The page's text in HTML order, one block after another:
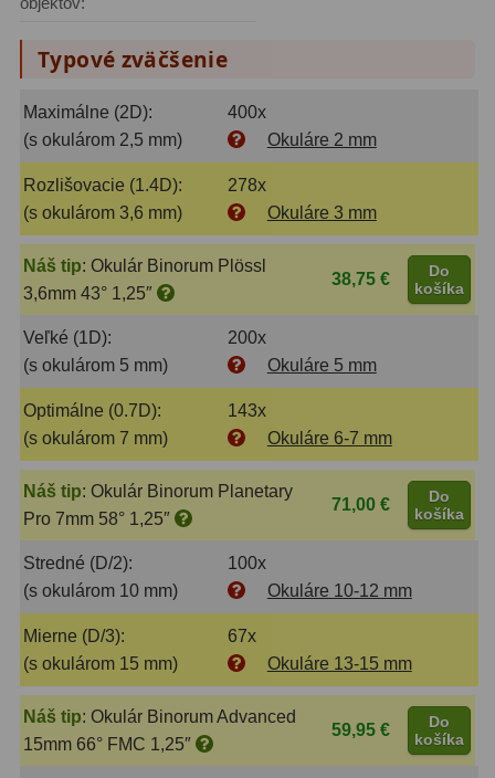
Filtrové kolesá a rámy16
Rovnače a reduktory
Pointácia a zaostrenie26
Kalibrace8
ADC, Tilting14
Rotátory 34
Komponenty 78
Helical výťahy11
Okulárové výtahy
Adaptéry k okulárovým
výťahom8
Primárne zrkadlá
Sekundárne zrkadlá6
Binokulárne286
Ornitológia a príroda19
Vodeodolné13
Typové zväčšenie
Maximálne (2D):
400x
(s okulárom 2,5 mm)
Okuláre 2 mm
Rozlišovacie (1.4D):
278x
(s okulárom 3,6 mm)
Okuláre 3 mm
Náš tip: Okulár Binorum Plössl
3,6mm 43° 1,25″
38,75 €
Do
košíka
Veľké (1D):
200x
(s okulárom 5 mm)
Okuláre 5 mm
Optimálne (0.7D):
143x
(s okulárom 7 mm)
Okuláre 6-7 mm
Náš tip: Okulár Binorum Planetary
Pro 7mm 58° 1,25″
71,00 €
Do
košíka
Stredné (D/2):
100x
(s okulárom 10 mm)
Okuláre 10-12 mm
Mierne (D/3):
67x
(s okulárom 15 mm)
Okuláre 13-15 mm
Náš tip: Okulár Binorum Advanced
15mm 66° FMC 1,25″
59,95 €
Do
košíka